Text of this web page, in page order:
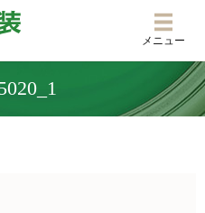
メニ
メニュー